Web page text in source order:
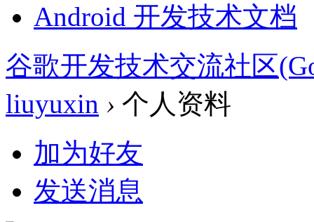
Android 开发技术文档
谷歌开发技术交流社区
liuyuxin › 个人资料
加为好友
发送消息